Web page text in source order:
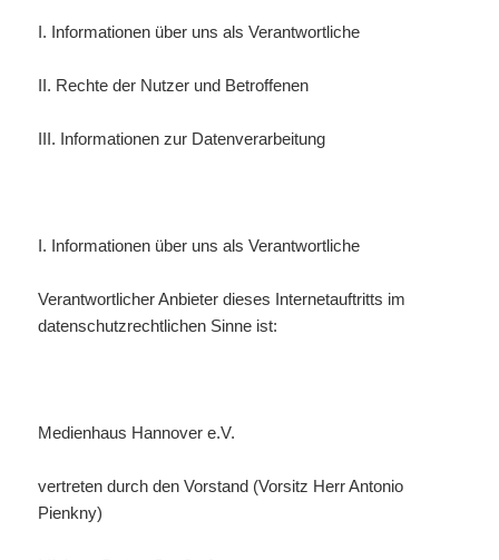
I. Informationen über uns als Verantwortliche
II. Rechte der Nutzer und Betroffenen
III. Informationen zur Datenverarbeitung
I. Informationen über uns als Verantwortliche
Verantwortlicher Anbieter dieses Internetauftritts im
datenschutzrechtlichen Sinne ist:
Medienhaus Hannover e.V.
vertreten durch den Vorstand (Vorsitz Herr Antonio
Pienkny)